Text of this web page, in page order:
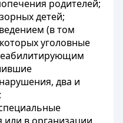
родителей;
детей;
(в том
уголовные
два и